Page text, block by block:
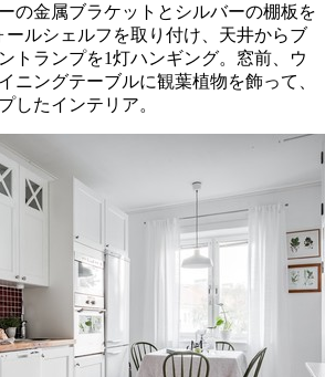
の金属ブラケットとシルバーの棚板を
ールシェルフを取り付け、天井からブ
トランプを1灯ハンギング。窓前、ウ
ニングテーブルに観葉植物を飾って、
したインテリア。